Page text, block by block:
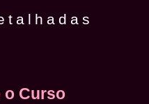
o Curso